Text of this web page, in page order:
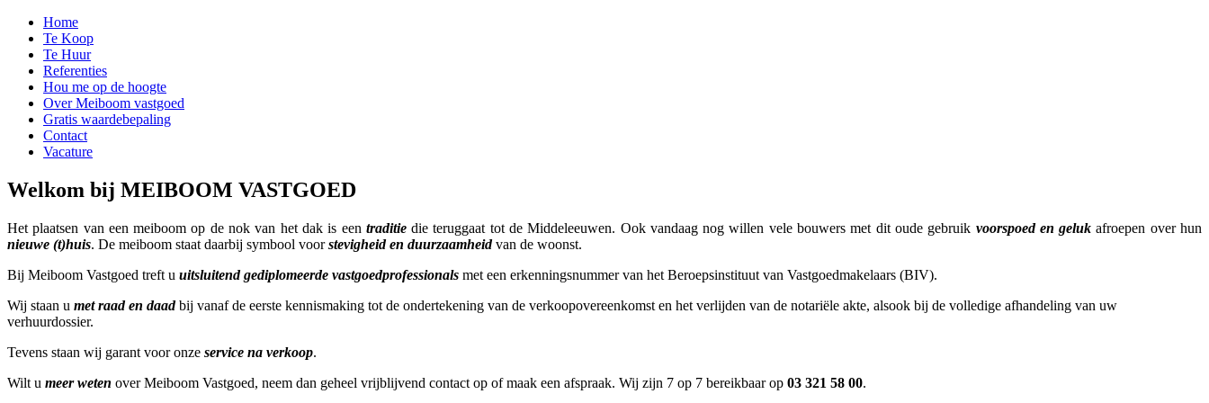
Home
Te Koop
Te Huur
Referenties
Hou me op de hoogte
Over Meiboom vastgoed
Gratis waardebepaling
Contact
Vacature
Welkom bij MEIBOOM VASTGOED
Het plaatsen van een meiboom op de nok van het dak is een traditiedie teruggaat tot de Middeleeuwen. Ook vandaag nog willen vele bouwers met dit oude gebruik voorspoed en gelukafroepen over hun
nieuwe (t)huis. De meiboom staat daarbij symbool voorstevigheid en duurzaamheidvan de woonst.
Bij Meiboom Vastgoed treft u uitsluitend gediplomeerde vastgoedprofessionals met een erkenningsnummer van het Beroepsinstituut van Vastgoedmakelaars (BIV).
Wij staan u met raad en daadbij vanaf de eerste kennismaking tot de ondertekening van de verkoopovereenkomst en het verlijden van de notariële akte, alsook bij de volledige afhandeling van uw
verhuurdossier.
Tevens staan wij garant voor onze service na verkoop.
Wilt u meer weten over Meiboom Vastgoed, neem dan geheel vrijblijvend contact op of maak een afspraak. Wij zijn 7 op 7 bereikbaar op 03 321 58 00.